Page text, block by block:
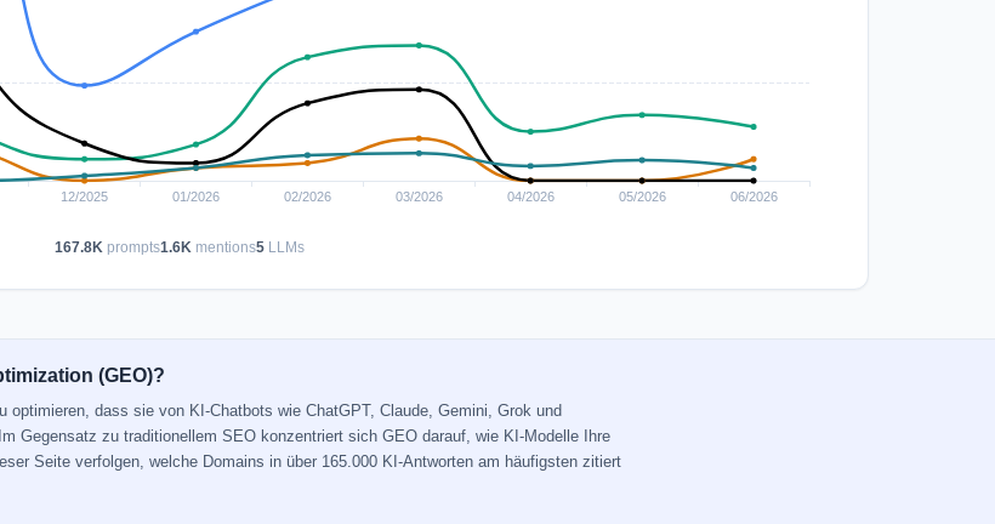
167.8K prompts1.6K mentions5 LLMs
(GEO)?
dass sie von KI-Chatbots wie ChatGPT, Claude, Gemini, Grok und
Gegensatz zu traditionellem SEO konzentriert sich GEO darauf, wie KI-Modelle Ihre
Seite verfolgen, welche Domains in über 165.000 KI-Antworten am häufigsten zitiert